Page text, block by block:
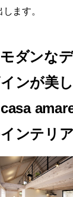
ます。
ダンなデ
ンが美し
ンテリア